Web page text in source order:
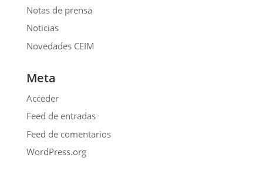
Notas de prensa
Noticias
Novedades CEIM
Meta
Acceder
Feed de entradas
Feed de comentarios
WordPress.org